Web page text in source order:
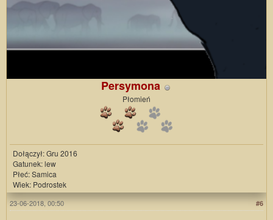
Persymona
Płomień
Dołączył: Gru 2016
Gatunek: lew
Płeć: Samica
Wiek: Podrostek
#6
23-06-2018, 00:50